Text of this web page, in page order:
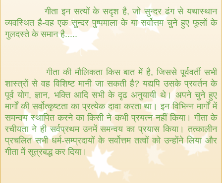
गीता इन सत्यों के सदृश है,जो सुन्दर ढंग से यथास्थान
व्यवस्थित है-वह एक सुन्दर पुष्पमाला के या सर्वोत्तम चुने हुए फूलों के
गुलदस्ते के समान है.....
गीता की मौलिकता किस बात में है,जिससे पूर्ववर्ती सभी
शास्त्रों से वह विशिष्ट मानी जा सकती है?यद्यपि उसके प्रवर्तन के
पूर्व योग,ज्ञान, भक्ति आदि सभी के दृढ अनुयायी थे। अपने चुने हुए
मार्गों की सर्वोत्कृष्टता का प्रत्येक दावा करता था। इन विभिन्न मार्गों में
समन्वय स्थापित करने का किसी ने कभी प्रयत्न नहीं किया। गीता के
रचीयता ने ही सर्वप्रथम उनमें समन्वय का प्रयास किया। तत्कालीन
प्रचलित सभी धर्म-सम्प्रदायों के सर्वोत्तम तत्वों को उन्होंने लिया और
गीता में सूत्रबद्ध कर दिया।